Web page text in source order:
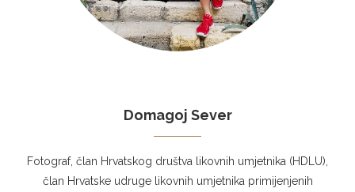
Domagoj Sever
Fotograf, član Hrvatskog društva likovnih umjetnika (HDLU),
član Hrvatske udruge likovnih umjetnika primijenjenih